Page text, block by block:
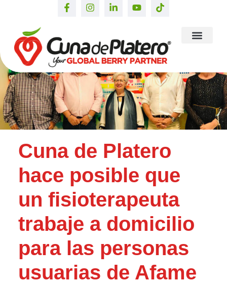
Cuna de Platero
hace posible que
un fisioterapeuta
trabaje a domicilio
para las personas
usuarias de Afame